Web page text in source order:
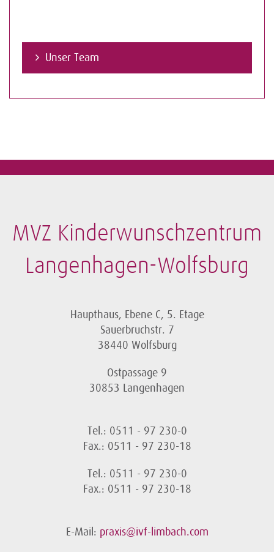
Unser Team
MVZ Kinderwunschzentrum
Langenhagen-Wolfsburg
Haupthaus, Ebene C, 5. Etage
Sauerbruchstr. 7
38440 Wolfsburg
Ostpassage 9
30853 Langenhagen
Tel.: 0511 - 97 230-0
Fax.: 0511 - 97 230-18
Tel.: 0511 - 97 230-0
Fax.: 0511 - 97 230-18
E-Mail: praxis@ivf-limbach.com